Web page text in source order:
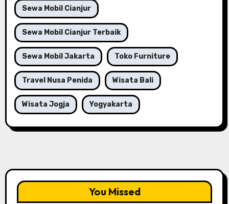
Sewa Mobil Cianjur
Sewa Mobil Cianjur Terbaik
Sewa Mobil Jakarta Toko Furniture
Travel Nusa Penida Wisata Bali
Wisata Jogja Yogyakarta
You Missed